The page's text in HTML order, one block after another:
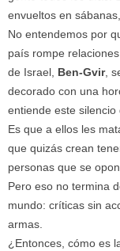
envueltos en
No entendemos por
país rompe
de Israel, Ben-Gvir,
decorado con una
entiende este
Es que a ellos les
que quizás crean
personas que se
Pero eso no termina
mundo: críticas sin
armas.
¿Entonces, cómo es